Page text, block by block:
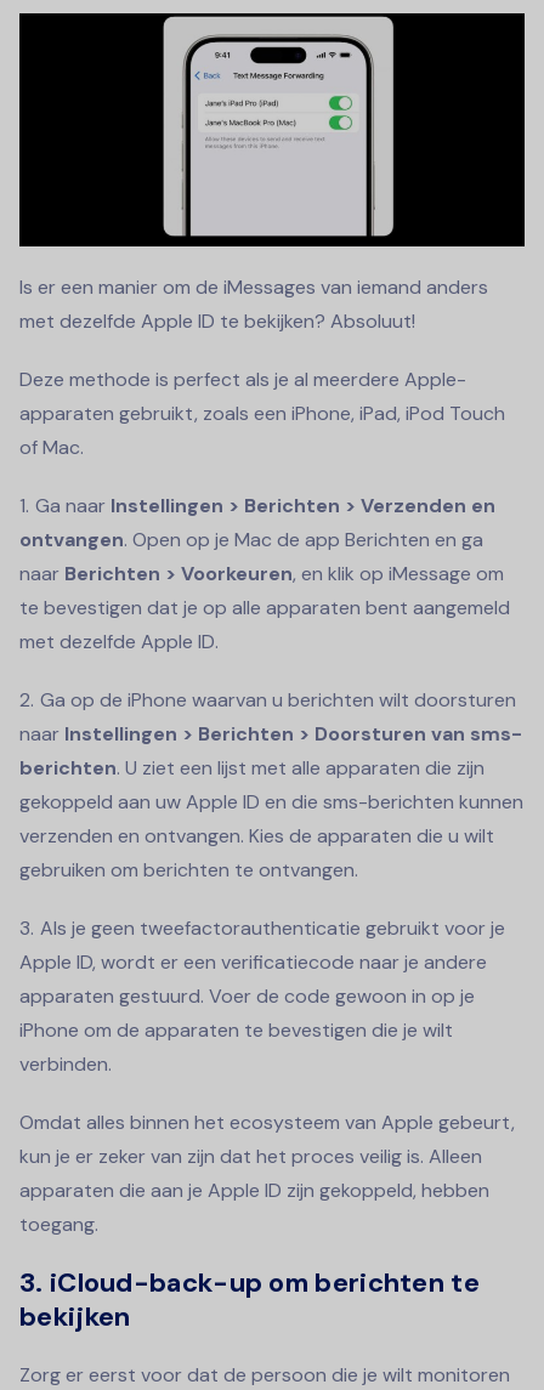
Is er een manier om de iMessages van iemand anders
met dezelfde Apple ID te bekijken? Absoluut!
Deze methode is perfect als je al meerdere Apple-
apparaten gebruikt, zoals een iPhone, iPad, iPod Touch
of Mac.
Ga naar Instellingen > Berichten > Verzenden en
ontvangen. Open op je Mac de app Berichten en ga
naar Berichten > Voorkeuren, en klik op iMessage om
te bevestigen dat je op alle apparaten bent aangemeld
met dezelfde Apple ID.
Ga op de iPhone waarvan u berichten wilt doorsturen
naar Instellingen > Berichten > Doorsturen van sms-
berichten. U ziet een lijst met alle apparaten die zijn
gekoppeld aan uw Apple ID en die sms-berichten kunnen
verzenden en ontvangen. Kies de apparaten die u wilt
gebruiken om berichten te ontvangen.
Als je geen tweefactorauthenticatie gebruikt voor je
Apple ID, wordt er een verificatiecode naar je andere
apparaten gestuurd. Voer de code gewoon in op je
iPhone om de apparaten te bevestigen die je wilt
verbinden.
Omdat alles binnen het ecosysteem van Apple gebeurt,
kun je er zeker van zijn dat het proces veilig is. Alleen
apparaten die aan je Apple ID zijn gekoppeld, hebben
toegang.
3. iCloud-back-up om berichten te
bekijken
Zorg er eerst voor dat de persoon die je wilt monitoren